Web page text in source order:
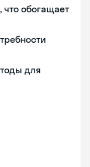
что обогащает
для